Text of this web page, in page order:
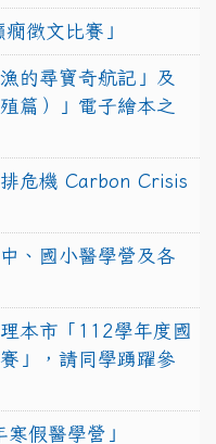
徵文比賽」
的尋寶奇航記」及
篇）」電子繪本之
危機 Carbon Crisis
、國小醫學營及各
本市「112學年度國
」，請同學踴躍參
假醫學營」